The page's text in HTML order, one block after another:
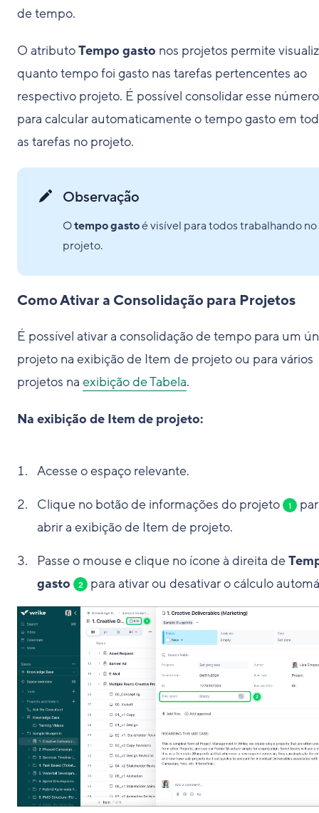
de tempo.
O atributoTempo gasto nos projetos permite
quanto tempo foi gasto nas tarefas pertencentes ao
respectivo projeto. É possível consolidar esse número
para calcular automaticamente o tempo gasto em
as tarefas no projeto.
Observação
Otempo gastoé visível para todos trabalhando no
projeto.
Como Ativar a Consolidação para Projetos
É possível ativar a consolidação de tempo para um
projeto na exibição de Item de projeto ou para vários
projetos na exibição de Tabela.
Na exibição de Item de projeto:
Acesse o espaço relevante.
Clique no botão de informações do projeto
1
abrir a exibição de Item de projeto.
Passe o mouse e clique no ícone à direita de
gasto
2 para ativar ou desativar o cálculo